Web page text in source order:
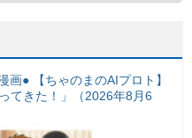
画● 【ちゃのまのAIプロト】
てきた！」（2026年8月6